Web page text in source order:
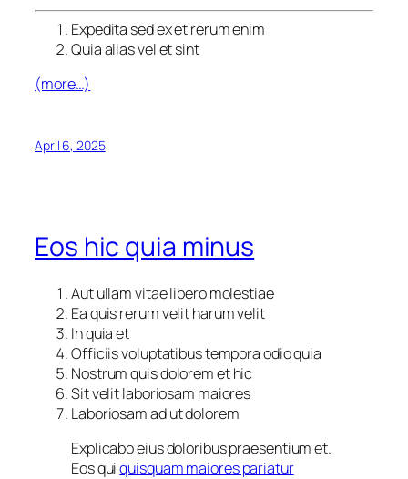
Expedita sed ex et rerum enim
Quia alias vel et sint
(more…)
April 6, 2025
Eos hic quia minus
Aut ullam vitae libero molestiae
Ea quis rerum velit harum velit
In quia et
Officiis voluptatibus tempora odio quia
Nostrum quis dolorem et hic
Sit velit laboriosam maiores
Laboriosam ad ut dolorem
Explicabo eius doloribus praesentium et.
Eos quiquisquam maiores pariatur